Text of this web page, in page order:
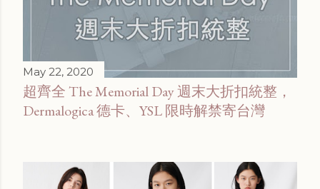
May 22, 2020
超齊全 The Memorial Day 週末大折扣統整，
Dermalogica 德卡、YSL 限時解禁寄台灣